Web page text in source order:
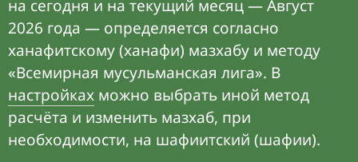
на сегодня и на текущий месяц — Август
2026 года — определяется согласно
ханафитскому (ханафи) мазхабу и методу
«Всемирная мусульманская лига». В
настройках можно выбрать иной метод
расчёта и изменить мазхаб, при
необходимости, на шафиитский (шафии).